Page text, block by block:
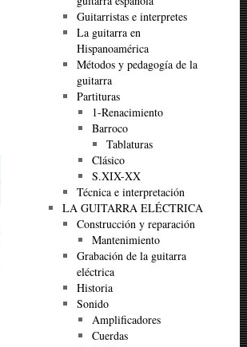
Guitarristas e interpretes
La guitarra en
Hispanoamérica
Métodos y pedagogía de la
guitarra
Partituras
1-Renacimiento
Barroco
Tablaturas
Clásico
S.XIX-XX
Técnica e interpretación
LA GUITARRA ELÉCTRICA
Construcción y reparación
Mantenimiento
Grabación de la guitarra
eléctrica
Historia
Sonido
Amplificadores
Cuerdas